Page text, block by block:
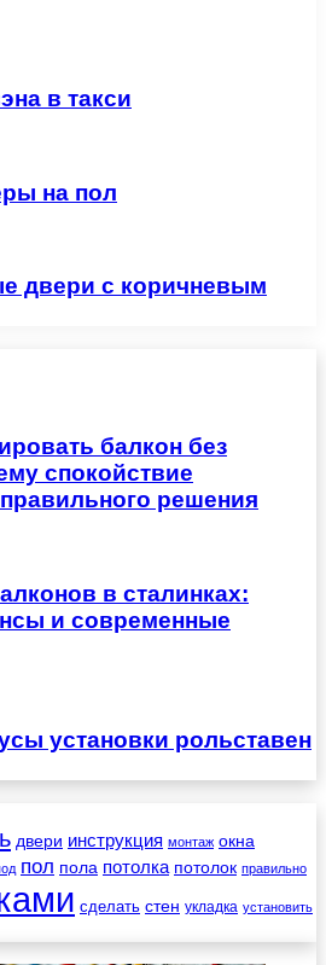
в такси
на пол
двери с коричневым
балкон без
спокойствие
решения
в сталинках:
и современные
установки рольставен
двери инструкция монтаж окна
пол пола потолка потолок правильно
сделать стен укладка установить